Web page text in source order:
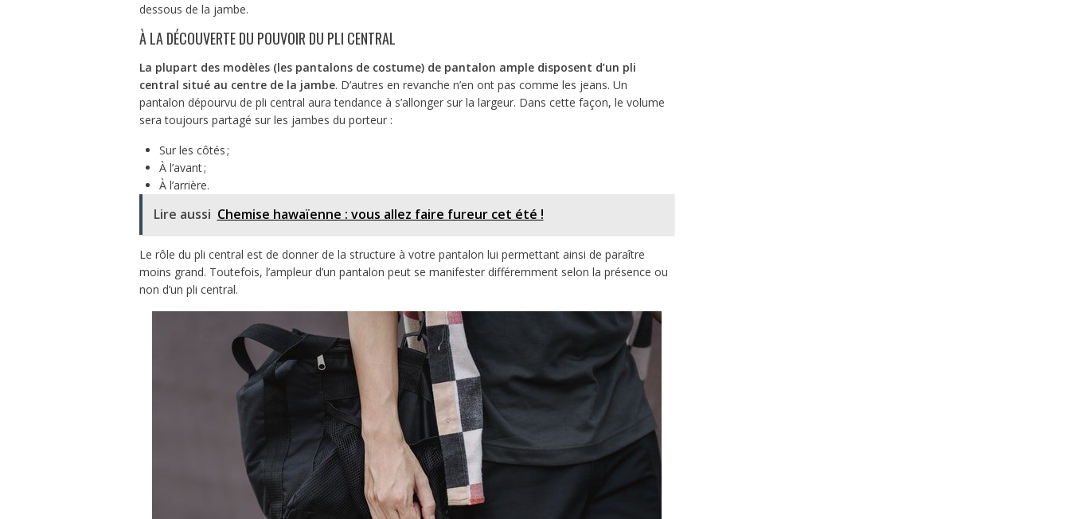
dessous de la jambe.
À LA DÉCOUVERTE DU POUVOIR DU PLI CENTRAL
La plupart des modèles (les pantalons de costume) de pantalon ample disposent d’un pli
central situé au centre de la jambe. D’autres en revanche n’en ont pas comme les jeans. Un
pantalon dépourvu de pli central aura tendance à s’allonger sur la largeur. Dans cette façon, le volume
sera toujours partagé sur les jambes du porteur :
Sur les côtés ;
À l’avant ;
À l’arrière.
Lire aussi Chemise hawaïenne : vous allez faire fureur cet été !
Le rôle du pli central est de donner de la structure à votre pantalon lui permettant ainsi de paraître
moins grand. Toutefois, l’ampleur d’un pantalon peut se manifester différemment selon la présence ou
non d’un pli central.